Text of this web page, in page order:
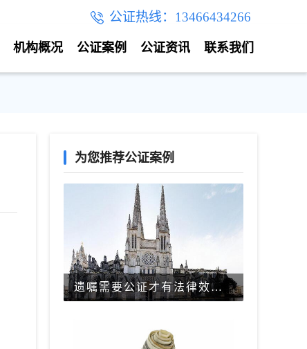
公证热线：13466434266
联系我们
公证资讯
公证案例
机构概况
为您推荐公证案例
遗嘱需要公证才有法律效力吗？